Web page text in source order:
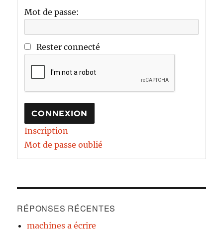
Mot de passe:
Rester connecté
CONNEXION
Inscription
Mot de passe oublié
RÉPONSES RÉCENTES
machines a écrire